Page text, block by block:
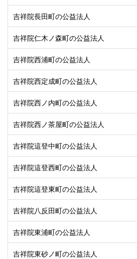
吉祥院長田町の公益法人
吉祥院仁木ノ森町の公益法人
吉祥院西浦町の公益法人
吉祥院西定成町の公益法人
吉祥院西ノ内町の公益法人
吉祥院西ノ茶屋町の公益法人
吉祥院這登中町の公益法人
吉祥院這登西町の公益法人
吉祥院這登東町の公益法人
吉祥院八反田町の公益法人
吉祥院東浦町の公益法人
吉祥院東砂ノ町の公益法人